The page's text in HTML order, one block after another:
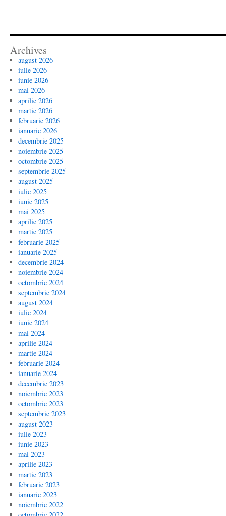
Archives
august 2026
iulie 2026
iunie 2026
mai 2026
aprilie 2026
martie 2026
februarie 2026
ianuarie 2026
decembrie 2025
noiembrie 2025
octombrie 2025
septembrie 2025
august 2025
iulie 2025
iunie 2025
mai 2025
aprilie 2025
martie 2025
februarie 2025
ianuarie 2025
decembrie 2024
noiembrie 2024
octombrie 2024
septembrie 2024
august 2024
iulie 2024
iunie 2024
mai 2024
aprilie 2024
martie 2024
februarie 2024
ianuarie 2024
decembrie 2023
noiembrie 2023
octombrie 2023
septembrie 2023
august 2023
iulie 2023
iunie 2023
mai 2023
aprilie 2023
martie 2023
februarie 2023
ianuarie 2023
noiembrie 2022